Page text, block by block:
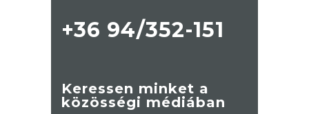
+36 94/352-151
Keressen minket a
közösségi médiában